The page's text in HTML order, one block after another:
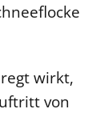
wirkt,
von